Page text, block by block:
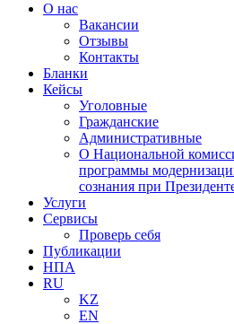
О нас
Вакансии
Отзывы
Контакты
Бланки
Кейсы
Уголовные
Гражданские
Административные
О Национальной
программы
сознания при
Услуги
Сервисы
Проверь себя
Публикации
НПА
RU
KZ
EN